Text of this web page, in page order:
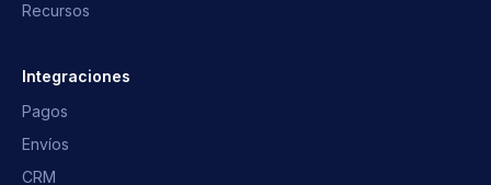
Recursos
Integraciones
Pagos
Envíos
CRM
Respuestas rápidas · te escribimos